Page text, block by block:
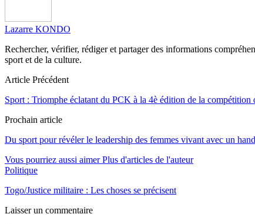
Lazarre KONDO
Rechercher, vérifier, rédiger et partager des informations
sport et de la culture.
Article Précédent
Sport : Triomphe éclatant du PCK à la 4è édition de la compétition
Prochain article
Du sport pour révéler le leadership des femmes vivant avec un
Vous pourriez aussi aimer Plus d'articles de l'auteur
Politique
Togo/Justice militaire : Les choses se précisent
Laisser un commentaire